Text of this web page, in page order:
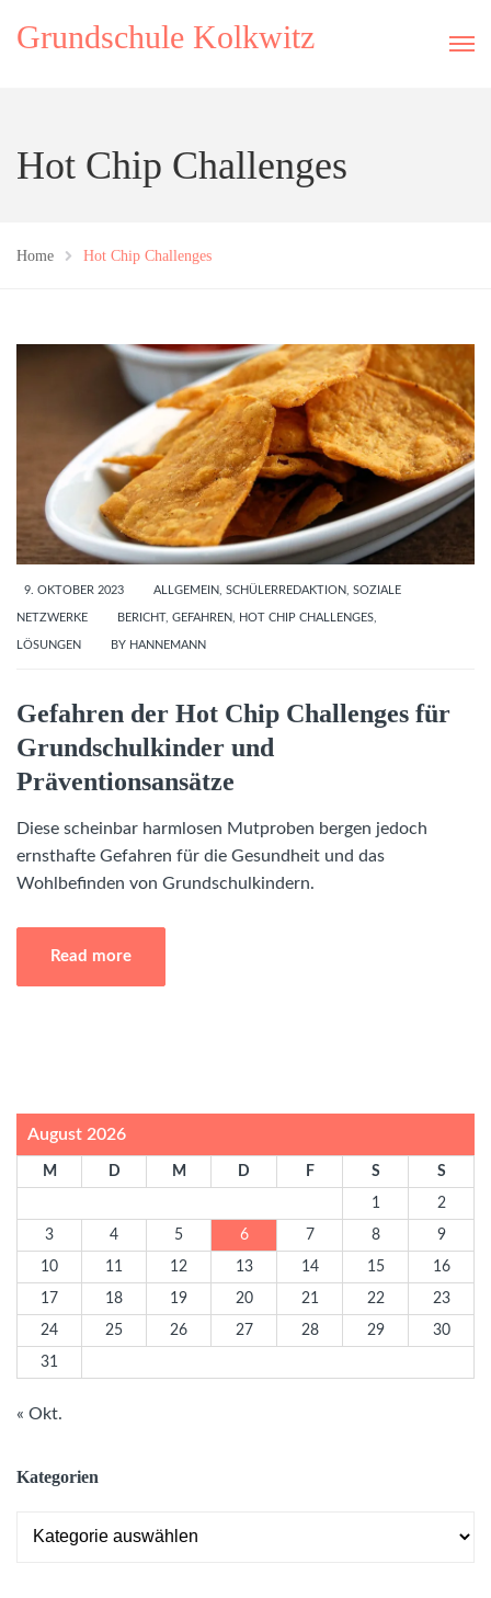
Grundschule Kolkwitz
Hot Chip Challenges
Home Hot Chip Challenges
9. OKTOBER 2023 ALLGEMEIN SCHÜLERREDAKTION SOZIALE
NETZWERKE BERICHT, GEFAHREN HOT CHIP CHALLENGES
LÖSUNGEN BY HANNEMANN
Gefahren der Hot Chip Challenges für
Grundschulkinder und
Präventionsansätze
Diese scheinbar harmlosen Mutproben bergen jedoch
ernsthafte Gefahren für die Gesundheit und das
Wohlbefinden von Grundschulkindern.
Read more
August 2026
M D M D F S S
1 2
3 4 5 6 7 8 9
10 11 12 13 14 15 16
17 18 19 20 21 22 23
24 25 26 27 28 29 30
31
« Okt.
Kategorien